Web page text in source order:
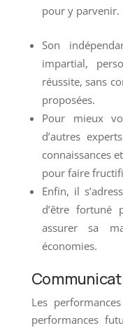
pour y parvenir.
Son
impartial,
réussite, sans
proposées.
Pour mieux
d’autres
connaissances
pour faire
Enfin, il
d’être fortuné
assurer sa
économies.
Les
performances